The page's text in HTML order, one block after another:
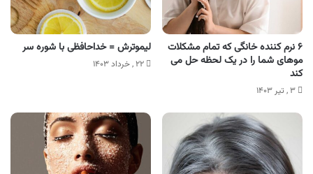
۶ نرم کننده خانگی که تمام مشکلات
موهای شما را در یک لحظه حل می
کند
۳ , تیر ۱۴۰۳
لیموترش = خداحافظی با شوره سر
۲۲ , خرداد ۱۴۰۳